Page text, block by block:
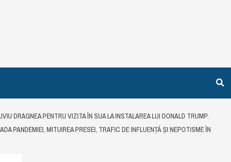
DRAGNEA PENTRU VIZITA ÎN SUA LA INSTALAREA LUI DONALD TRUMP.
PANDEMIEI, MITUIREA PRESEI, TRAFIC DE INFLUENȚĂ ȘI NEPOTISME ÎN